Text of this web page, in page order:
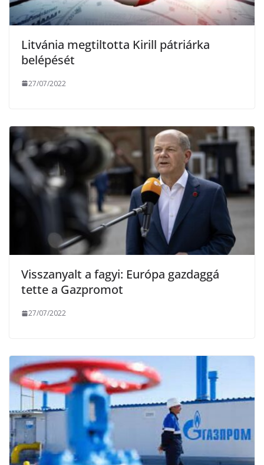
Litvánia megtiltotta Kirill pátriárka
belépését
27/07/2022
Visszanyalt a fagyi: Európa gazdaggá
tette a Gazpromot
27/07/2022